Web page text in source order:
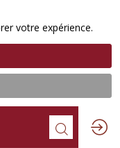
votre expérience.